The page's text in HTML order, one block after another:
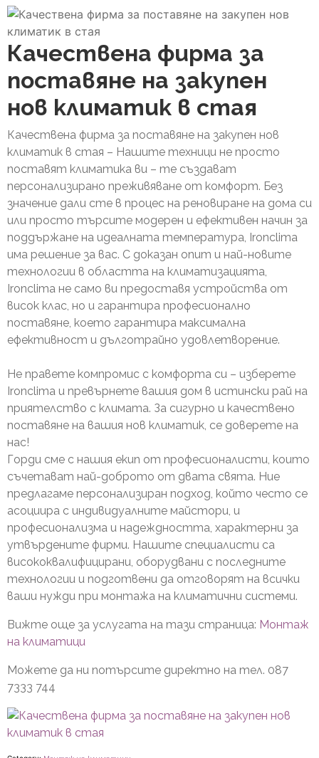
Качествена фирма за
поставяне на закупен
нов климатик в стая
Качествена фирма за поставяне на закупен нов
климатик в стая – Нашите техници не просто
поставят климатика ви – те създават
персонализирано преживяване от комфорт. Без
значение дали сте в процес на реновиране на дома си
или просто търсите модерен и ефективен начин за
поддържане на идеалната температура, Ironclima
има решение за вас. С доказан опит и най-новите
технологии в областта на климатизацията,
Ironclima не само ви предоставя устройства от
висок клас, но и гарантира професионално
поставяне, което гарантира максимална
ефективност и дълготрайно удовлетворение.
Не правете компромис с комфорта си – изберете
Ironclima и превърнете вашия дом в истински рай на
приятелство с климата. За сигурно и качествено
поставяне на вашия нов климатик, се доверете на
нас!
Горди сме с нашия екип от професионалисти, които
съчетават най-доброто от двата свята. Ние
предлагаме персонализиран подход, който често се
асоциира с индивидуалните майстори, и
професионализма и надеждността, характерни за
утвърдените фирми. Нашите специалисти са
висококвалифицирани, оборудвани с последните
технологии и подготвени да отговорят на всички
ваши нужди при монтажа на климатични системи.
Вижте още за услугата на тази страница: Монтаж
на климатици
Можете да ни потърсите директно на тел. 087
7333 744